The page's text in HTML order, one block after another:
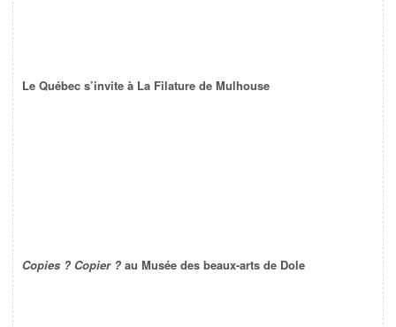
Le Québec s’invite à La Filature de Mulhouse
Copies ? Copier ? au Musée des beaux-arts de Dole